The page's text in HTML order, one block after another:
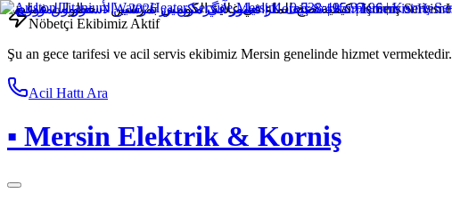
Nöbetçi Ekibimiz Aktif
Şu an gece tarifesi ve acil servis ekibimiz Mersin genelinde hizmet vermektedir.
Acil Hattı Ara
▪ Mersin Elektrik & Korniş